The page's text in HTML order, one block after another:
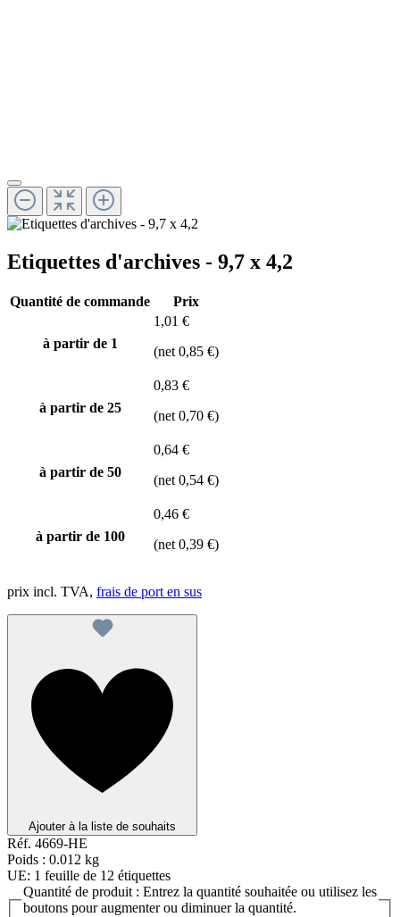
Etiquettes d'archives - 9,7 x 4,2
Quantité de commande Prix
à partir de 1
1,01 €
(net 0,85 €)
à partir de 25
0,83 €
(net 0,70 €)
à partir de 50
0,64 €
(net 0,54 €)
à partir de 100
0,46 €
(net 0,39 €)
prix incl. TVA, frais de port en sus
Ajouter à la liste de souhaits
Réf. 4669-HE
Poids : 0.012 kg
UE: 1 feuille de 12 étiquettes
Quantité de produit : Entrez la quantité souhaitée ou utilisez les
boutons pour augmenter ou diminuer la quantité.